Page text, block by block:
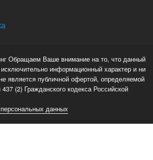
Обращаем Ваше внимание на то, что данный
исключительно информационный характер и ни
является публичной офертой, определяемой
(2) Гражданского кодекса Российской
данных